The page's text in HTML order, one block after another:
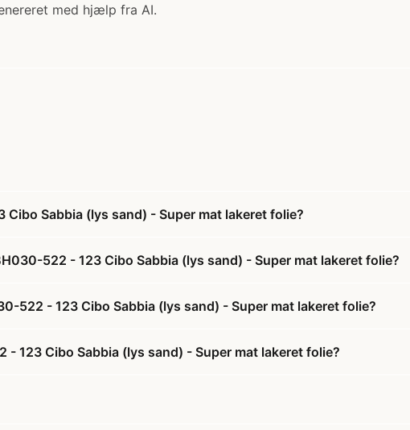
med hjælp fra AI.
Sabbia (lys sand) - Super mat lakeret folie?
522 - 123 Cibo Sabbia (lys sand) - Super mat lakeret folie?
522 - 123 Cibo Sabbia (lys sand) - Super mat lakeret folie?
123 Cibo Sabbia (lys sand) - Super mat lakeret folie?